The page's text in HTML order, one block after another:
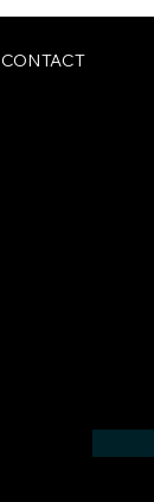
CONTACT